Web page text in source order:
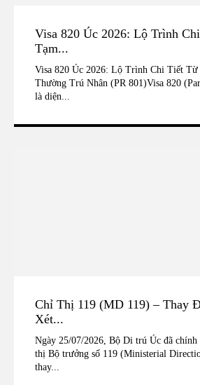
Visa 820 Úc 2026: Lộ Trình
Tạm...
Visa 820 Úc 2026: Lộ Trình Chi Tiết
Thường Trú Nhân (PR 801)Visa 820
là diện...
Chỉ Thị 119 (MD 119) – Thay
Xét...
Ngày 25/07/2026, Bộ Di trú Úc đã chính
thị Bộ trưởng số 119 (Ministerial
thay...